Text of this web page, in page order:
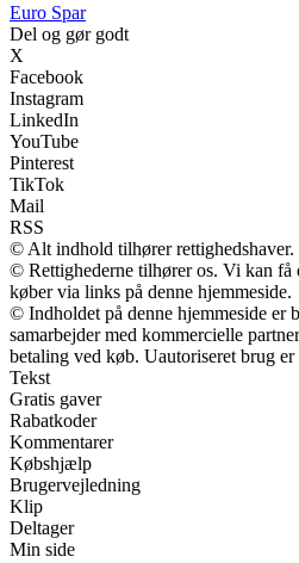
Euro Spar
Del og gør godt
X
Facebook
Instagram
LinkedIn
YouTube
Pinterest
TikTok
Mail
RSS
© Alt indhold tilhører rettighedshaver.
© Rettighederne tilhører os. Vi kan få
køber via links på denne hjemmeside.
© Indholdet på denne hjemmeside er
samarbejder med kommercielle
betaling ved køb. Uautoriseret brug
Tekst
Gratis gaver
Rabatkoder
Kommentarer
Købshjælp
Brugervejledning
Klip
Deltager
Min side